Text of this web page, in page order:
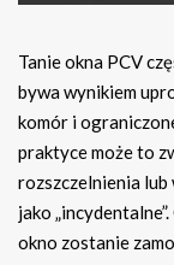
Tanie okna PCV
bywa wynikiem
komór i
praktyce może to
rozszczelnienia
jako
okno zostanie